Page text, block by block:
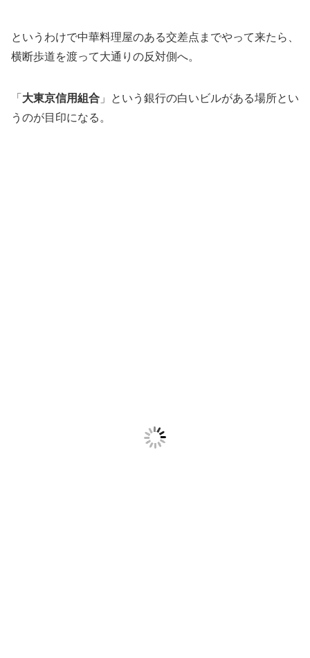
というわけで中華料理屋のある交差点までやって来たら、
横断歩道を渡って大通りの反対側へ。
「 大東京信用組合 」という銀行の白いビルがある場所とい
うのが目印になる。